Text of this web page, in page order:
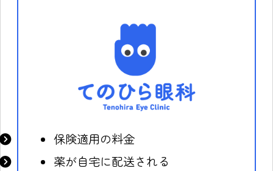
保険適用の料金
薬が自宅に配送される